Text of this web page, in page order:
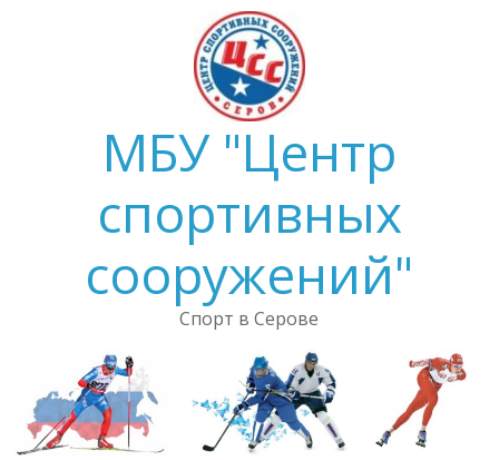
МБУ "Центр
спортивных
сооружений"
Спорт в Серове